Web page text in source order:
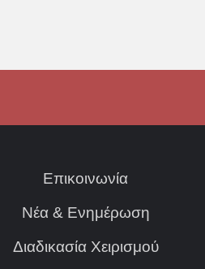
Επικοινωνία
Νέα & Ενημέρωση
Διαδικασία Χειρισμού